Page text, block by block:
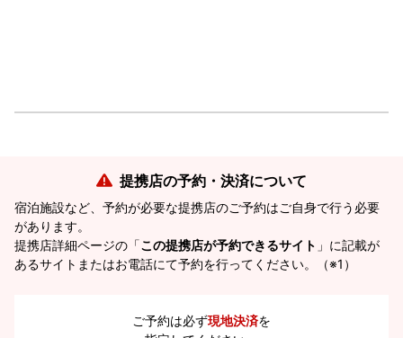
提携店の予約・決済について
宿泊施設など、予約が必要な提携店のご予約はご自身で行う必要
があります。
提携店詳細ページの「この提携店が予約できるサイト 」に記載が
あるサイトまたはお電話にて予約を行ってください。（※1）
ご予約は必ず現地決済を